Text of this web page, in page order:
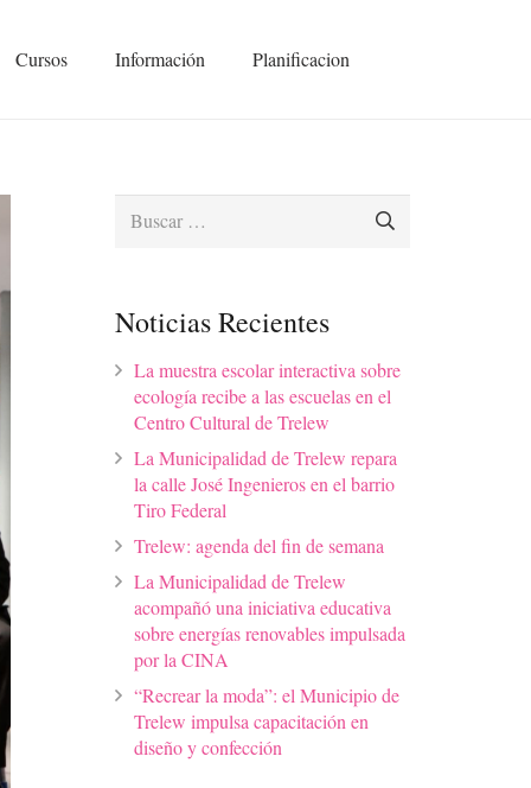
Cursos Información Planificacion
Buscar:
Noticias Recientes
La muestra escolar interactiva sobre
ecología recibe a las escuelas en el
Centro Cultural de Trelew
La Municipalidad de Trelew repara
la calle José Ingenieros en el barrio
Tiro Federal
Trelew: agenda del fin de semana
La Municipalidad de Trelew
acompañó una iniciativa educativa
sobre energías renovables impulsada
por la CINA
“Recrear la moda”: el Municipio de
Trelew impulsa capacitación en
diseño y confección